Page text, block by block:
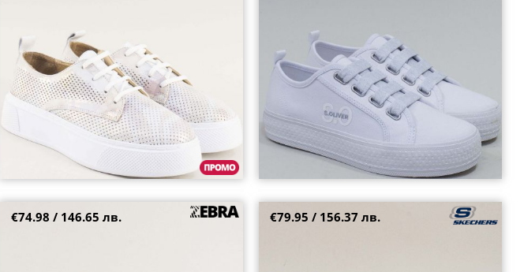
Екстравагантни дамски сникърси в пъстри
€74.98 / 146.65 лв.
Текстилни дамски сникърси в бежов цвят с
€79.95 / 156.37 лв.